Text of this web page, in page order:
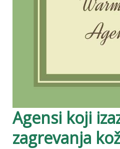
Agensi koji
zagrevanja